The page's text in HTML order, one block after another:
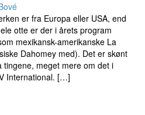
er fra Europa eller USA, end
otte er der i årets program
mexikansk-amerikanske La
Dahomey med). Det er skønt
tingene, meget mere om det i
International. […]